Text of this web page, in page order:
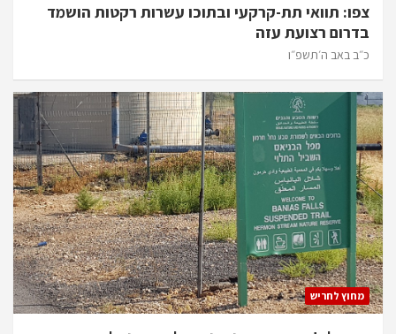
צפו: תוואי תת-קרקעי ובתוכו עשרות רקטות הושמד
בדרום רצועת עזה
כ״ב באב ה׳תשפ״ו
מחוץ לחריש